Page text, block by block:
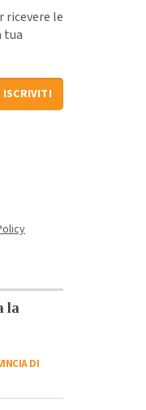
ricevere le
tua
ISCRIVITI
la
DI